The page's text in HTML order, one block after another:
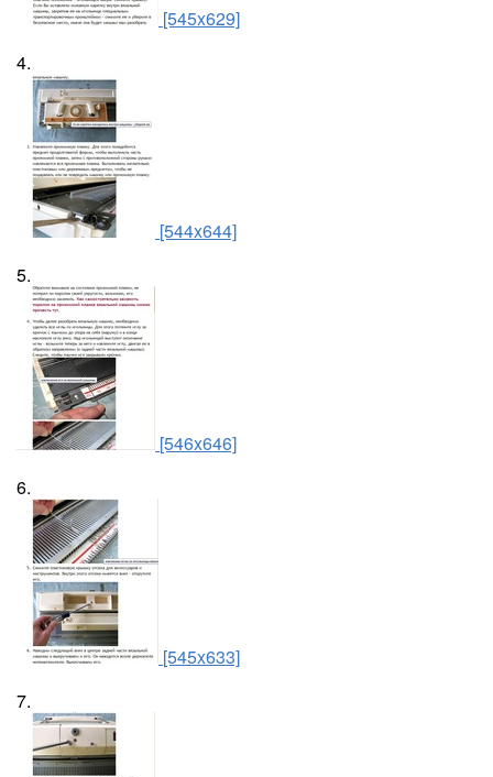
[545x629]
4.
[544x644]
5.
[546x646]
6.
[545x633]
7.